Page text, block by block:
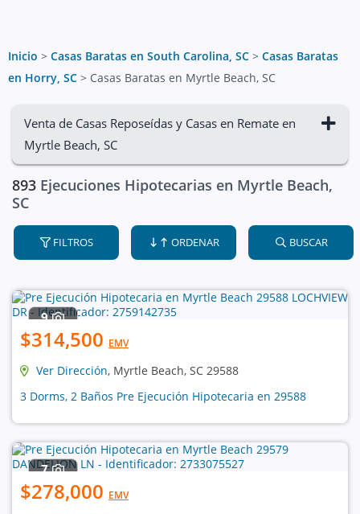
Inicio > Casas Baratas en South Carolina, SC > Casas Baratas
en Horry, SC > Casas Baratas en Myrtle Beach, SC
Venta de Casas Reposeídas y Casas en Remate en
Myrtle Beach, SC
893 Ejecuciones Hipotecarias en Myrtle Beach,
SC
FILTROS ORDENAR BUSCAR
9
$314,500 EMV
Ver Dirección, Myrtle Beach, SC 29588
3 Dorms, 2 Baños Pre Ejecución Hipotecaria en 29588
7
$278,000 EMV